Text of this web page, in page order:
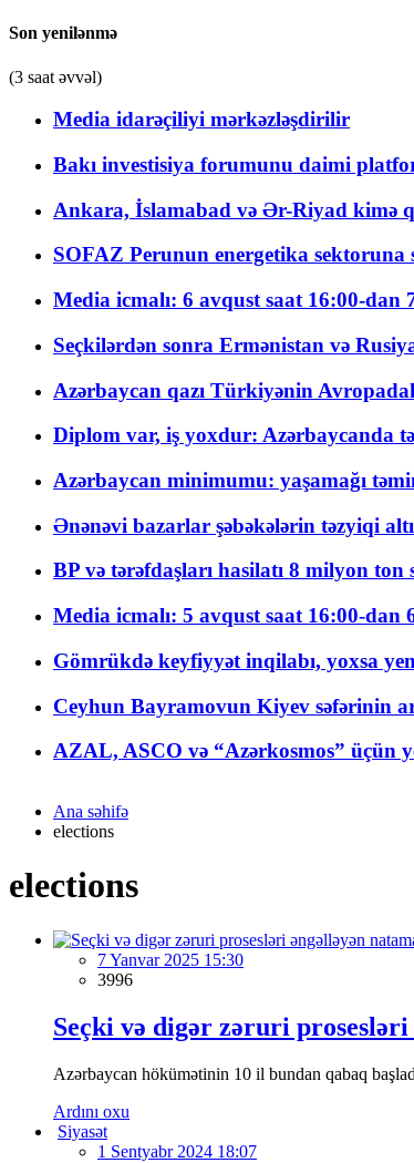
Son yenilənmə
(3 saat əvvəl)
Media idarəçiliyi mərkəzləşdirilir
Bakı investisiya forumunu daimi
Ankara, İslamabad və Ər-Riyad kimə
SOFAZ Perunun energetika sektoruna
Media icmalı: 6 avqust saat 16:00-dan
Seçkilərdən sonra Ermənistan və
Azərbaycan qazı Türkiyənin
Diplom var, iş yoxdur: Azərbaycanda
Azərbaycan minimumu: yaşamağı
Ənənəvi bazarlar şəbəkələrin təzyiqi
BP və tərəfdaşları hasilatı 8 milyon
Media icmalı: 5 avqust saat 16:00-dan
Gömrükdə keyfiyyət inqilabı, yoxsa
Ceyhun Bayramovun Kiyev səfərinin
AZAL, ASCO və “Azərkosmos” üçün
Ana səhifə
elections
elections
7 Yanvar 2025 15:30
3996
Seçki və digər zəruri
Azərbaycan hökümətinin 10 il bundan qabaq
Ardını oxu
Siyasət
1 Sentyabr 2024 18:07